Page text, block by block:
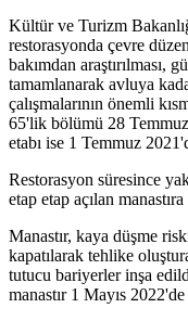
Kültür ve Turizm
restorasyonda çevre
bakımdan araştırılması,
tamamlanarak avluya
çalışmalarının önemli
65'lik bölümü 28
etabı ise 1 Temmuz
Restorasyon süresince
etap etap açılan
Manastır, kaya düşme
kapatılarak tehlike
tutucu bariyerler inşa
manastır 1 Mayıs